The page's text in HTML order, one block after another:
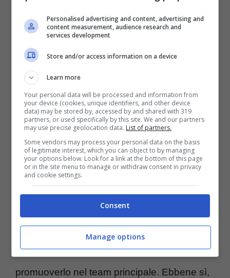
Altro che Marquez: hanno
scelto un altro pilota
Smacco per Marquez ma fino ad un certo
punto visto che a bordo del Team Gresini
sembra aver trovato nuova linfa. Ad aver
messo gli occhi addosso al celebre rivale di
Valentino Rossi è stata la KTM, a caccia di
un pilota per la stagione 2025
ha scelto di affidarsi un altro spagnolo: il
nome è quello di Pedro Acosta. Che ne sarà
dunque di Marquez? Con la Gresini Racing
promuoverlo nel team principale. Ebbene sì,
Personalised advertising and content, advertising and
content measurement, audience research and
services development
Store and/or access information on a device
Learn more
Your personal data will be processed and information from
your device (cookies, unique identifiers, and other device
data) may be stored by, accessed by and shared with 319
partners, or used specifically by this site. We and our partners
may use precise geolocation data. List of partners.
Some vendors may process your personal data on the basis
of legitimate interest, which you can object to by managing
your options below. Look for a link at the bottom of this page
or in the site menu to manage or withdraw consent in privacy
and cookie settings.
Consent
Manage options